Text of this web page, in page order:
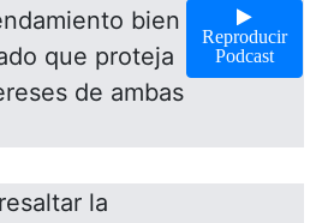
bien
que proteja
de ambas
Reproducir
Podcast
la